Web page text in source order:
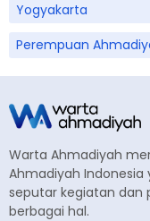
Yogyakarta
Perempuan
Warta Ahmadiyah
Ahmadiyah
seputar kegiatan dan
berbagai hal.